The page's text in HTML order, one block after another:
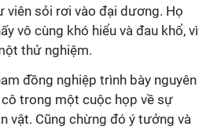
viên sỏi rơi vào đại dương. Họ
vô cùng khó hiểu và đau khổ, vì
thử nghiệm.
đồng nghiệp trình bày nguyên
trong một cuộc họp về sự
vật. Cũng chừng đó ý tưởng và